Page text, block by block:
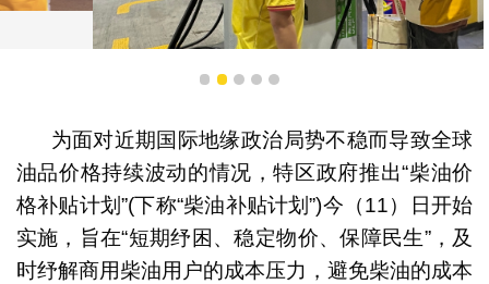
1 2 3 4 5
为面对近期国际地缘政治局势不稳而导致全球
油品价格持续波动的情况，特区政府推出“柴油价
格补贴计划”(下称“柴油补贴计划”)今（11）日开始
实施，旨在“短期纾困、稳定物价、保障民生”，及
时纾解商用柴油用户的成本压力，避免柴油的成本